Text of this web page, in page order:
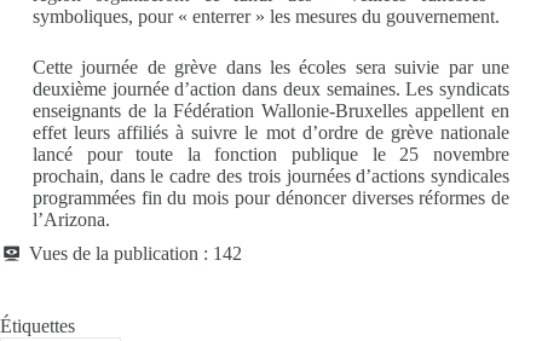
symboliques, pour « enterrer » les mesures du gouvernement.
Cette journée de grève dans les écoles sera suivie par une
deuxième journée d’action dans deux semaines. Les syndicats
enseignants de la Fédération Wallonie-Bruxelles appellent en
effet leurs affiliés à suivre le mot d’ordre de grève nationale
lancé pour toute la fonction publique le 25 novembre
prochain, dans le cadre des trois journées d’actions syndicales
programmées fin du mois pour dénoncer diverses réformes de
l’Arizona.
Vues de la publication : 142
Étiquettes